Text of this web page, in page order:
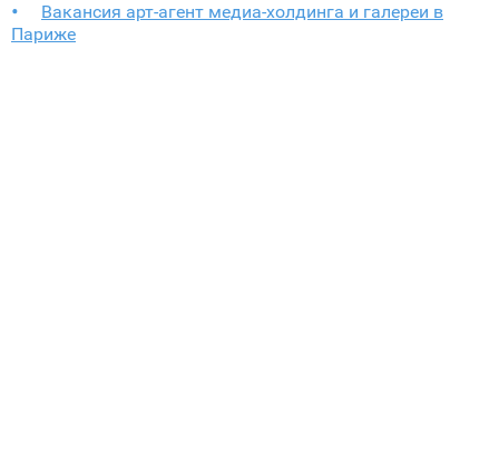
Вакансия арт-агент медиа-холдинга и галереи в
Париже